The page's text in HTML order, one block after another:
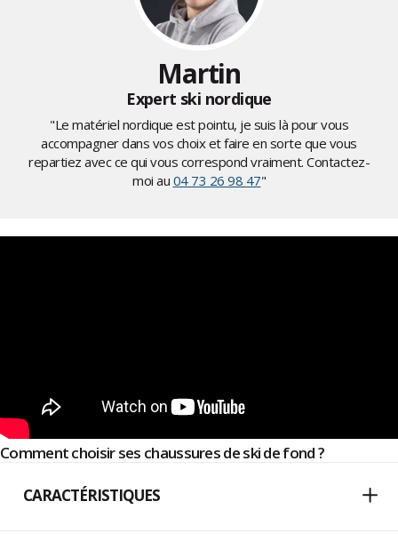
Martin
Expert ski nordique
"Le matériel nordique est pointu, je suis là pour vous
accompagner dans vos choix et faire en sorte que vous
repartiez avec ce qui vous correspond vraiment. Contactez-
moi au 04 73 26 98 47"
Comment choisir ses chaussures de ski de fond ?
CARACTÉRISTIQUES